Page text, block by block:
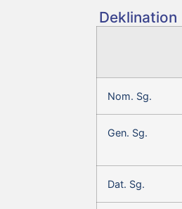
Deklination
Nom. Sg.
Gen. Sg.
Dat. Sg.